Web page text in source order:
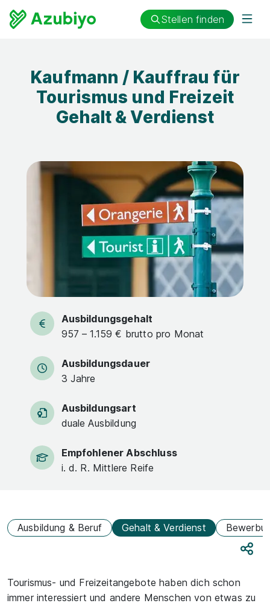
Stellen finden
Kaufmann / Kauffrau für
Tourismus und Freizeit
Gehalt & Verdienst
Ausbildungsgehalt
957 – 1.159 € brutto pro Monat
Ausbildungsdauer
3 Jahre
Ausbildungsart
duale Ausbildung
Empfohlener Abschluss
i. d. R. Mittlere Reife
Ausbildung & Beruf Gehalt & Verdienst
Tourismus- und Freizeitangebote haben dich schon
immer interessiert und andere Menschen von etwas zu